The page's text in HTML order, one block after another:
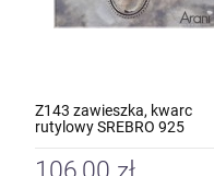
Z143 zawieszka, kwarc
rutylowy SREBRO 925